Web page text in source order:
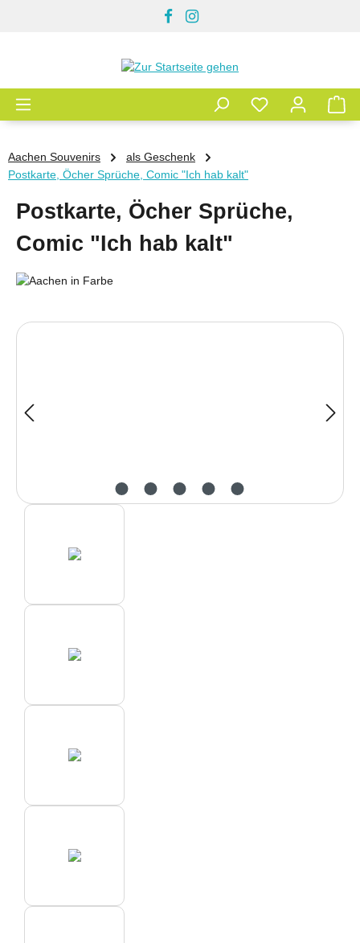
Aachen Souvenirs
als Geschenk
Postkarte, Öcher Sprüche, Comic "Ich hab kalt"
Postkarte, Öcher Sprüche,
Comic "Ich hab kalt"
Bildergalerie überspringen